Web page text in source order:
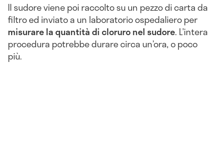
Il sudore viene poi raccolto su un pezzo di carta da
filtro ed inviato a un laboratorio ospedaliero per
misurare la quantità di cloruro nel sudore. L’intera
procedura potrebbe durare circa un’ora, o poco
più.